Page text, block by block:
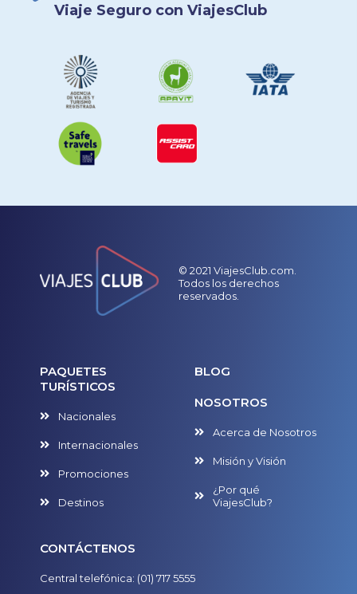
Viaje Seguro con ViajesClub
© 2021 ViajesClub.com.
Todos los derechos
reservados.
PAQUETES
TURÍSTICOS
Nacionales
Internacionales
Promociones
Destinos
BLOG
NOSOTROS
Acerca de Nosotros
Misión y Visión
¿Por qué
ViajesClub?
CONTÁCTENOS
Central telefónica: (01) 717 5555